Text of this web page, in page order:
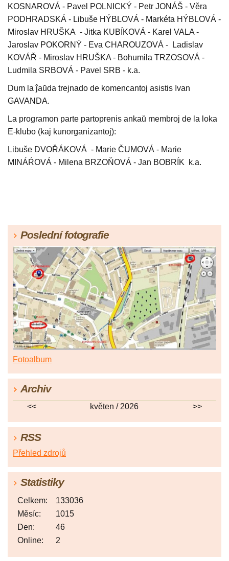
KOSNAROVÁ - Pavel POLNICKÝ - Petr JONÁŠ - Věra
PODHRADSKÁ - Libuše HÝBLOVÁ - Markéta HÝBLOVÁ -
Miroslav HRUŠKA - Jitka KUBÍKOVÁ - Karel VALA -
Jaroslav POKORNÝ - Eva CHAROUZOVÁ - Ladislav
KOVÁŘ - Miroslav HRUŠKA - Bohumila TRZOSOVÁ -
Ludmila SRBOVÁ - Pavel SRB - k.a.
Dum la ĵaŭda trejnado de komencantoj asistis Ivan
GAVANDA.
La programon parte partoprenis ankaŭ membroj de la loka
E-klubo (kaj kunorganizantoj):
Libuše DVOŘÁKOVÁ - Marie ČUMOVÁ - Marie
MINÁŔOVÁ - Milena BRZOŇOVÁ - Jan BOBRÍK k.a.
Poslední fotografie
Fotoalbum
Archiv
<< květen / 2026 >>
RSS
Přehled zdrojů
Statistiky
Online: 2
Celkem:
133036
Měsíc:
1015
Den:
46